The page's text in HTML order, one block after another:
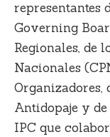
representantes
Governing
Regionales, de
Nacionales
Organizadores,
Antidopaje y
IPC que